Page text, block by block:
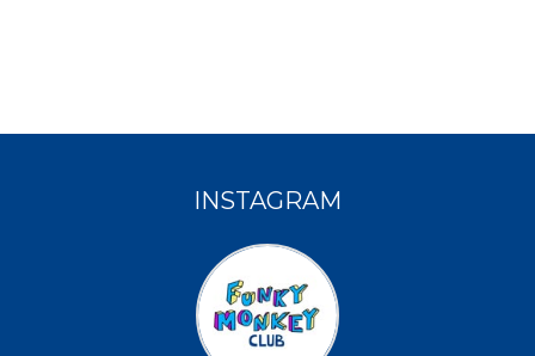
INSTAGRAM